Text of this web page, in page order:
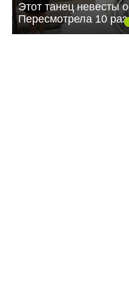
Этот танец невесты
Пересмотрела 10 раз